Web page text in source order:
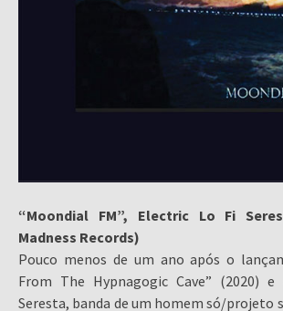
“Moondial FM”, Electric Lo Fi
Madness Records)
Pouco menos de um ano após o
From The Hypnagogic Cave” (2020)
Seresta, banda de um homem só/projeto